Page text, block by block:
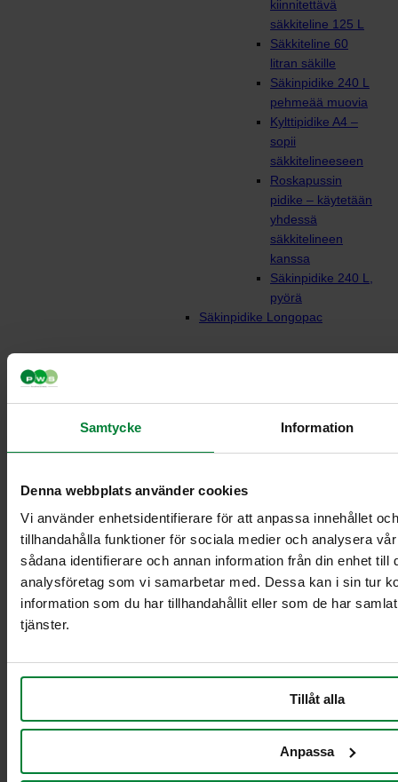
Samtycke Information
Denna webbplats använder cookies
Vi använder enhetsidentifierare för att anpassa innehållet
tillhandahålla funktioner för sociala medier och analysera
sådana identifierare och annan information från din enhet
analysföretag som vi samarbetar med. Dessa kan i sin tur
information som du har tillhandahållit eller som de har
tjänster.
Tillåt alla
Anpassa
kiinnitettävä
säkkiteline 125 L
Säkkiteline 60
litran säkille
Säkinpidike 240 L
pehmeää muovia
Kylttipidike A4 –
sopii
säkkitelineeseen
Roskapussin
pidike – käytetään
yhdessä
säkkitelineen
kanssa
Säkinpidike 240 L,
pyörä
Säkinpidike Longopac
Classic Mini
Classic Maxi
Classic Maxi
Recycling
Levy Bio-kasetin
Säkinpidike Midi
Dynamic Pedal
Säkinpidike Mini
Dynamic FZB
Säkinpidike Mini